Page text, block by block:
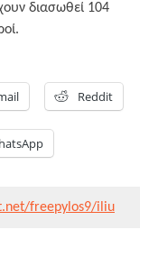
διασωθεί 104
Reddit
freepylos9/iliu